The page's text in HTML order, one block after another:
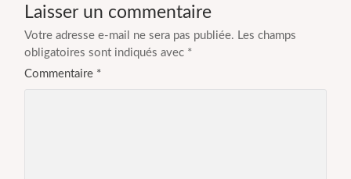
Laisser un commentaire
Votre adresse e-mail ne sera pas publiée. Les champs
obligatoires sont indiqués avec *
Commentaire *